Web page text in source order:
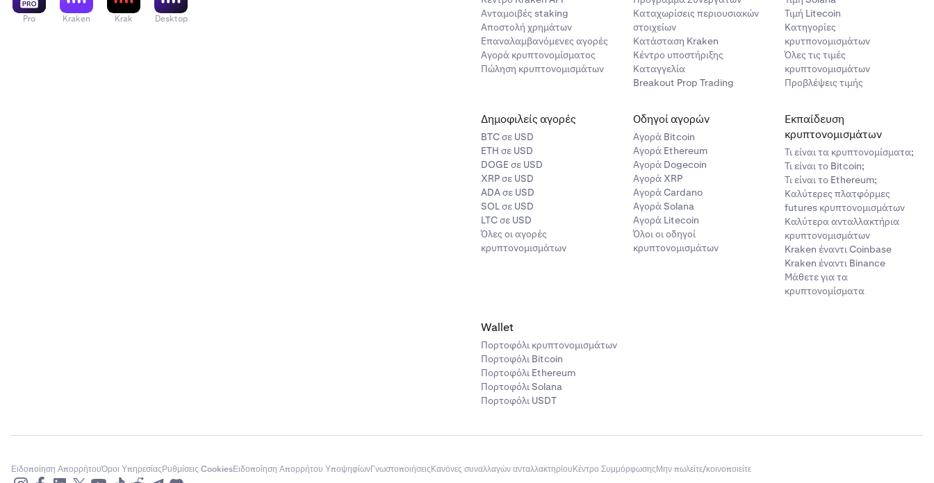
Pro Kraken Krak Desktop
Ανταμοιβές staking
Αποστολή χρημάτων
Επαναλαμβανόμενες αγορές
Αγορά κρυπτονομίσματος
Πώληση κρυπτονομισμάτων
Καταχωρίσεις περιουσιακών
στοιχείων
Κατάσταση Kraken
Κέντρο υποστήριξης
Καταγγελία
Breakout Prop Trading
Τιμή Litecoin
Κατηγορίες
κρυτπονομισμάτων
Όλες τις τιμές
κρυπτονομισμάτων
Προβλέψεις τιμής
Δημοφιλείς αγορές
BTC σε USD
ETH σε USD
DOGE σε USD
XRP σε USD
ADA σε USD
SOL σε USD
LTC σε USD
Όλες οι αγορές
κρυπτονομισμάτων
Οδηγοί αγορών
Αγορά Bitcoin
Αγορά Ethereum
Αγορά Dogecoin
Αγορά XRP
Αγορά Cardano
Αγορά Solana
Αγορά Litecoin
Όλοι οι οδηγοί
κρυπτονομισμάτων
Εκπαίδευση
κρυπτονομισμάτων
Τι είναι τα κρυπτονομίσματα;
Τι είναι το Bitcoin;
Τι είναι το Ethereum;
Καλύτερες πλατφόρμες
futures κρυπτονομισμάτων
Καλύτερα ανταλλακτήρια
κρυπτονομισμάτων
Kraken έναντι Coinbase
Kraken έναντι Binance
Μάθετε για τα
κρυπτονομίσματα
Wallet
Πορτοφόλι κρυπτονομισμάτων
Πορτοφόλι Bitcoin
Πορτοφόλι Ethereum
Πορτοφόλι Solana
Πορτοφόλι USDT
Ειδοποίηση ΑπορρήτουΌροι ΥπηρεσίαςΡυθμίσεις CookiesΕιδοποίηση Απορρήτου ΥποψηφίωνΓνωστοποιήσειςΚανόνες συναλλαγών ανταλλακτηρίουΚέντρο ΣυμμόρφωσηςΜην πωλείτε/κοινοποιείτε